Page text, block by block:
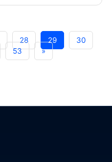
28 29
30
53 »